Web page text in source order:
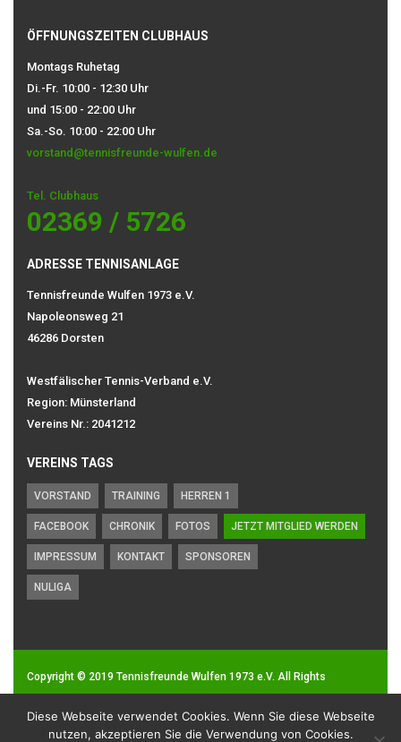
ÖFFNUNGSZEITEN CLUBHAUS
Montags Ruhetag
Di.-Fr. 10:00 - 12:30 Uhr
und 15:00 - 22:00 Uhr
Sa.-So. 10:00 - 22:00 Uhr
vorstand@tennisfreunde-wulfen.de
Tel. Clubhaus
02369 / 5726
ADRESSE TENNISANLAGE
Tennisfreunde Wulfen 1973 e.V.
Napoleonsweg 21
46286 Dorsten
Westfälischer Tennis-Verband e.V.
Region: Münsterland
Vereins Nr.: 2041212
VEREINS TAGS
VORSTAND TRAINING HERREN 1
FACEBOOK CHRONIK FOTOS JETZT MITGLIED WERDEN
IMPRESSUM KONTAKT SPONSOREN
NULIGA
Copyright © 2019 Tennisfreunde Wulfen 1973 e.V. All Rights
Impressum| Datenschutz
Diese Webseite verwendet Cookies. Wenn Sie diese Webseite
nutzen, akzeptieren Sie die Verwendung von Cookies.